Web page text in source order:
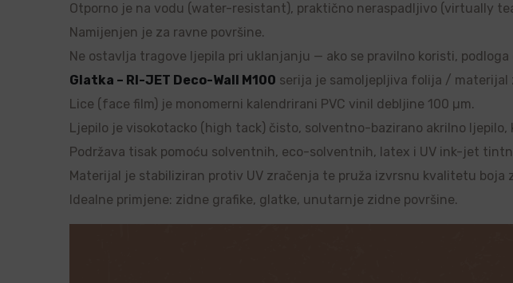
Otporno je na vodu (water-resistant), praktično neraspadljivo (virtually
Namijenjen je za ravne površine.
Ne ostavlja tragove ljepila pri uklanjanju — ako se pravilno koristi,
Glatka – RI-JET Deco-Wall M100 serija je samoljepljiva folija / materijal
Lice (face film) je monomerni kalendrirani PVC vinil debljine 100 µm.
Ljepilo je visokotacko (high tack) čisto, solventno-bazirano akrilno ljepilo,
Podržava tisak pomoću solventnih, eco-solventnih, latex i UV ink-jet
Materijal je stabiliziran protiv UV zračenja te pruža izvrsnu kvalitetu boja
Idealne primjene: zidne grafike, glatke, unutarnje zidne površine.